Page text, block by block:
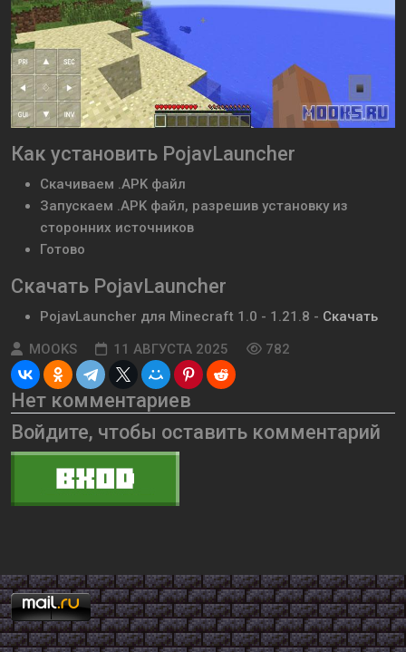
Как установить PojavLauncher
Скачиваем .APK файл
Запускаем .APK файл, разрешив установку из
сторонних источников
Готово
Скачать PojavLauncher
PojavLauncher для Minecraft 1.0 - 1.21.8 - Скачать
MOOKS
11 АВГУСТА 2025 782
Нет комментариев
Войдите, чтобы оставить комментарий